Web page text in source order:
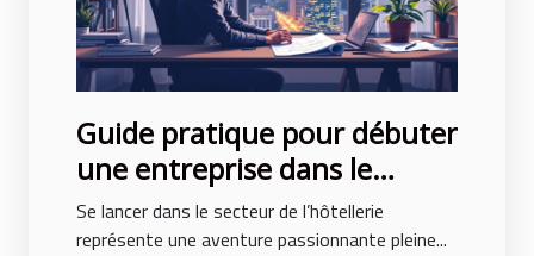
Guide pratique pour débuter
une entreprise dans le
secteur de l’hôtellerie
Se lancer dans le secteur de l’hôtellerie
représente une aventure passionnante pleine...